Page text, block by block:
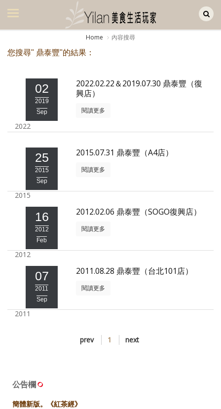
美食集
美飲集
旅遊集
旅遊美食集
生活風
書房集
日記簿
餐桌週記
享樂隨手拍
照相簿
影音區
創意出版服務
關於Yilan
Home
內容搜尋
您搜尋" 鼎泰豐"的結果：
02
2019
Sep
2022.02.22＆2019.07.30 鼎泰豐（復
興店）
2022
閱讀更多
25
2015
Sep
2015.07.31 鼎泰豐（A4店）
2015
閱讀更多
16
2012
Feb
2012.02.06 鼎泰豐（SOGO復興店）
2012
閱讀更多
07
2011
Sep
2011.08.28 鼎泰豐（台北101店）
2011
閱讀更多
prev 1 next
公告欄
簡體新版。《紅茶經》